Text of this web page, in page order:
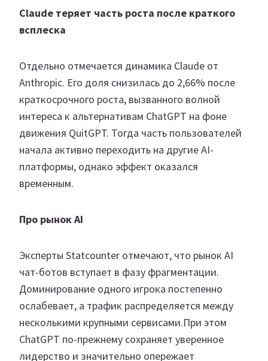
Claude теряет часть роста после краткого
всплеска
Отдельно отмечается динамика Claude от
Anthropic. Его доля снизилась до 2,66% после
краткосрочного роста, вызванного волной
интереса к альтернативам ChatGPT на фоне
движения QuitGPT. Тогда часть пользователей
начала активно переходить на другие AI-
платформы, однако эффект оказался
временным.
Про рынок AI
Эксперты Statcounter отмечают, что рынок AI
чат-ботов вступает в фазу фрагментации.
Доминирование одного игрока постепенно
ослабевает, а трафик распределяется между
несколькими крупными сервисами.При этом
ChatGPT по-прежнему сохраняет уверенное
лидерство и значительно опережает